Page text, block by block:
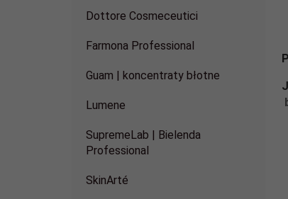
Dottore Cosmeceutici
Farmona Professional
Guam | koncentraty błotne
Lumene
SupremeLab | Bielenda
Professional
SkinArté